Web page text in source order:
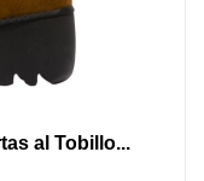
al Tobillo...